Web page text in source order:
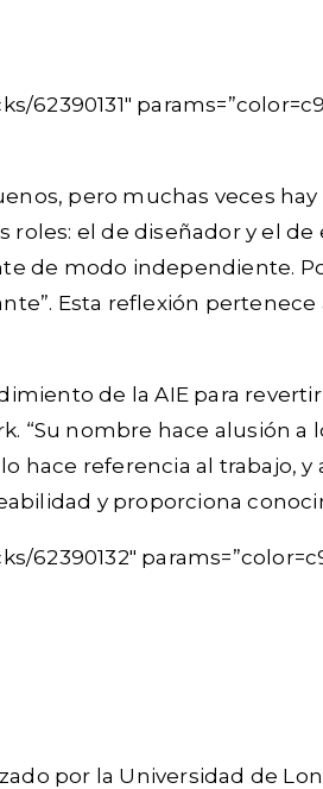
pero muchas veces
el de diseñador y el
de modo independiente.
Esta reflexión
de la AIE para
“Su nombre hace alusión
hace referencia al trabajo, y
y proporciona
por la Universidad de